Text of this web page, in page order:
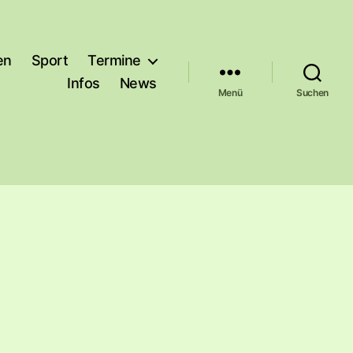
Sport
Termine
Infos
News
Menü Suchen